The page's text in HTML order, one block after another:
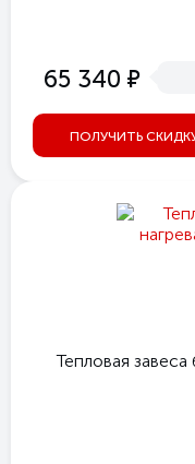
65 340 е
ПОЛУЧИТЬ
Тепловая